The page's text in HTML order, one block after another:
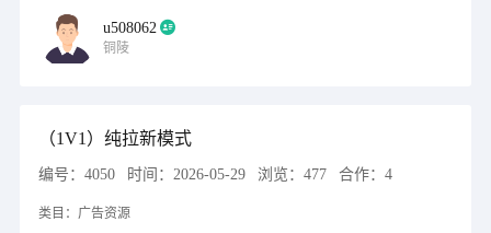
u508062
铜陵
（1V1）纯拉新模式
编号： 4050 时间： 2026-05-29 浏览： 477 合作： 4
类目： 广告资源